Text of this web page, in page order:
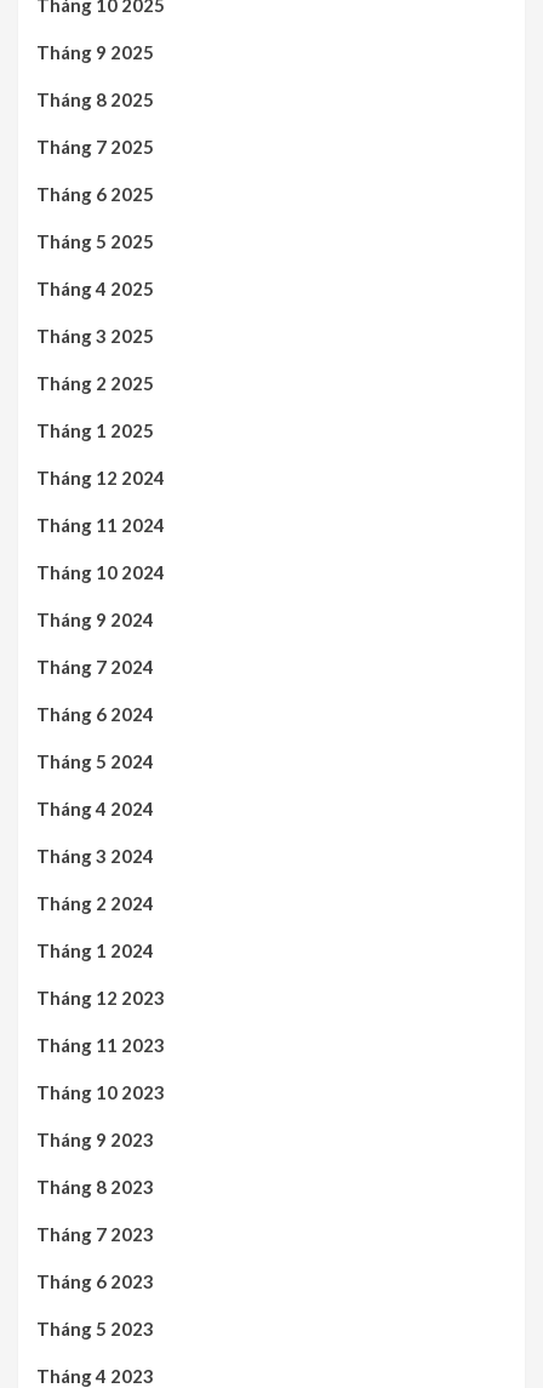
Tháng 9 2025
Tháng 8 2025
Tháng 7 2025
Tháng 6 2025
Tháng 5 2025
Tháng 4 2025
Tháng 3 2025
Tháng 2 2025
Tháng 1 2025
Tháng 12 2024
Tháng 11 2024
Tháng 10 2024
Tháng 9 2024
Tháng 7 2024
Tháng 6 2024
Tháng 5 2024
Tháng 4 2024
Tháng 3 2024
Tháng 2 2024
Tháng 1 2024
Tháng 12 2023
Tháng 11 2023
Tháng 10 2023
Tháng 9 2023
Tháng 8 2023
Tháng 7 2023
Tháng 6 2023
Tháng 5 2023
Tháng 4 2023